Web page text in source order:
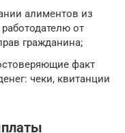
алиментов из
от
гражданина;
факт
чеки, квитанции